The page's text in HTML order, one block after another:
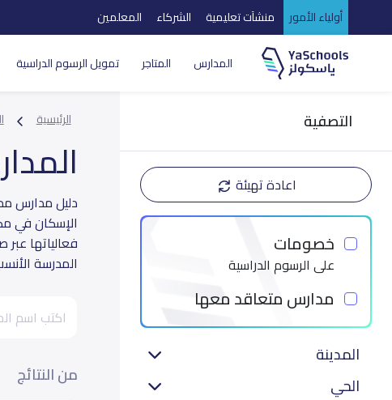
أولياء الأمور منشآت تعليمية الشركاء المعلمين
المدارس المتاجر تمويل الرسوم الدراسية
التصفية
اعادة تهيئة
خصومات
على الرسوم الدراسية
مدارس متعاقد معها
المدينة
الحي
الرئيسية
الإسكان في
فعالياتها
المدرسة
من النتائج